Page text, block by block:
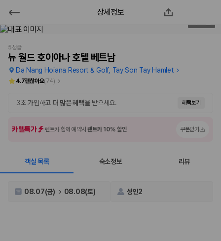
뉴 월드 호이아나 호텔 베트남
2000만 이용고객이 선택한 제주 렌트카 가격비교 플랫폼
제주렌트카 가격비교는 카모아에서 한 번에
제주도 렌트카는 업체마다 차량 가격, 보험 조건, 면책금, 보상 한도, 인수
장소, 취소 규정이 다릅니다. 카모아는 여러 제주 렌트카 업체의 조건을 한
상세정보
5성급
뉴 월드 호이아나 호텔 베트남
Da Nang Hoiana Resort & Golf, Tay Son Tay Hamlet
4.7괜찮아요(74)
3초 가입하고 더 많은 혜택을 받으세요. 혜택보기
카텔특가 렌트카 함께 예약시렌트카 10% 할인 쿠폰받기
객실 목록 숙소정보 리뷰
08.07(금) 08.08(토) 성인2